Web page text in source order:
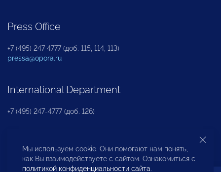
Press Office
+7 (495) 247 4777 (доб. 115, 114, 113)
pressa@opora.ru
International Department
+7 (495) 247-4777 (доб. 126)
Business and Investment Rights Protection
Department
Мы используем cookie. Они помогают нам понять,
как Вы взаимодействуете с сайтом. Ознакомиться с
политикой конфиденциальности сайта.